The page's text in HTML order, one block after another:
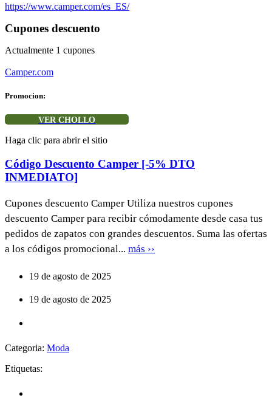
https://www.camper.com/es_ES/
Cupones descuento
Actualmente 1 cupones
Camper.com
Promocion:
VER CHOLLO
Haga clic para abrir el sitio
Código Descuento Camper [-5% DTO
INMEDIATO]
Cupones descuento Camper Utiliza nuestros cupones
descuento Camper para recibir cómodamente desde casa tus
pedidos de zapatos con grandes descuentos. Suma las ofertas
a los códigos promocional... más ››
19 de agosto de 2025
19 de agosto de 2025
Categoria: Moda
Etiquetas: